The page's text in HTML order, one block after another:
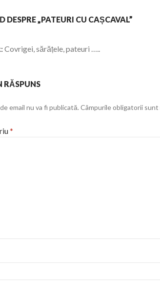
DESPRE „PATEURI CU CAȘCAVAL”
Covrigei, sărățele, pateuri …..
RĂSPUNS
email nu va fi publicată. Câmpurile obligatorii sunt
*